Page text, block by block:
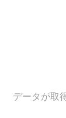
データが取